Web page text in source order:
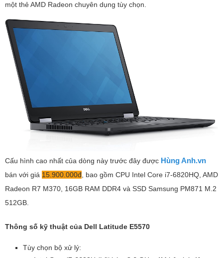
một thẻ AMD Radeon chuyên dụng tùy chọn.
Cấu hình cao nhất của dòng này trước đây được Hùng Anh.vn
bán với giá 15.900.000đ , bao gồm CPU Intel Core i7-6820HQ, AMD
Radeon R7 M370, 16GB RAM DDR4 và SSD Samsung PM871 M.2
512GB.
Thông số kỹ thuật của Dell Latitude E5570
Tùy chọn bộ xử lý: